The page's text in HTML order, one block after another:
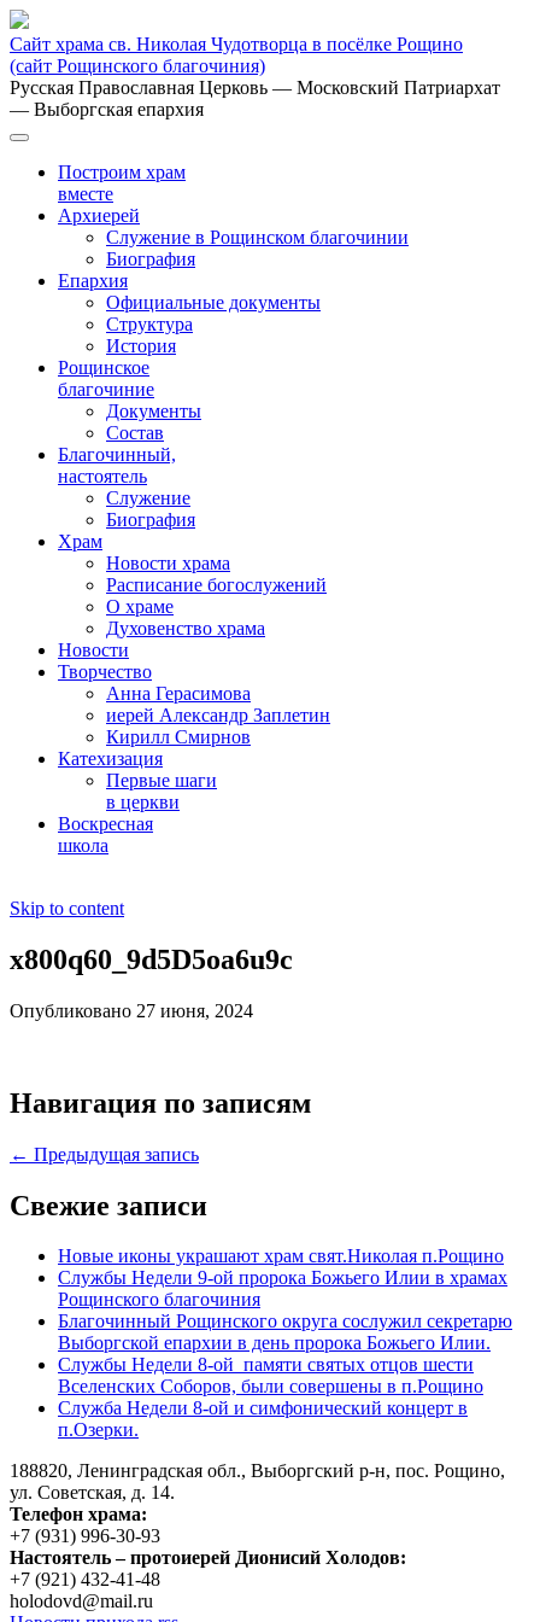
Сайт храма св. Николая Чудотворца в посёлке Рощино
(сайт Рощинского благочиния)
Русская Православная Церковь — Московский Патриархат
— Выборгская епархия
Построим храм
вместе
Архиерей
Служение в Рощинском благочинии
Биография
Епархия
Официальные документы
Структура
История
Рощинское
благочиние
Документы
Состав
Благочинный,
настоятель
Служение
Биография
Храм
Новости храма
Расписание богослужений
О храме
Духовенство храма
Новости
Творчество
Анна Герасимова
иерей Александр Заплетин
Кирилл Смирнов
Катехизация
Первые шаги
в церкви
Воскресная
школа
Skip to content
x800q60_9d5D5oa6u9c
Опубликовано 27 июня, 2024
Навигация по записям
← Предыдущая запись
Свежие записи
Новые иконы украшают храм свят.Николая п.Рощино
Службы Недели 9-ой пророка Божьего Илии в храмах
Рощинского благочиния
Благочинный Рощинского округа сослужил секретарю
Выборгской епархии в день пророка Божьего Илии.
Службы Недели 8-ой памяти святых отцов шести
Вселенских Соборов, были совершены в п.Рощино
Служба Недели 8-ой и симфонический концерт в
п.Озерки.
188820, Ленинградская обл., Выборгский р-н, пос. Рощино,
ул. Советская, д. 14.
Телефон храма:
+7 (931) 996-30-93
Настоятель – протоиерей Дионисий Холодов:
+7 (921) 432-41-48
holodovd@mail.ru